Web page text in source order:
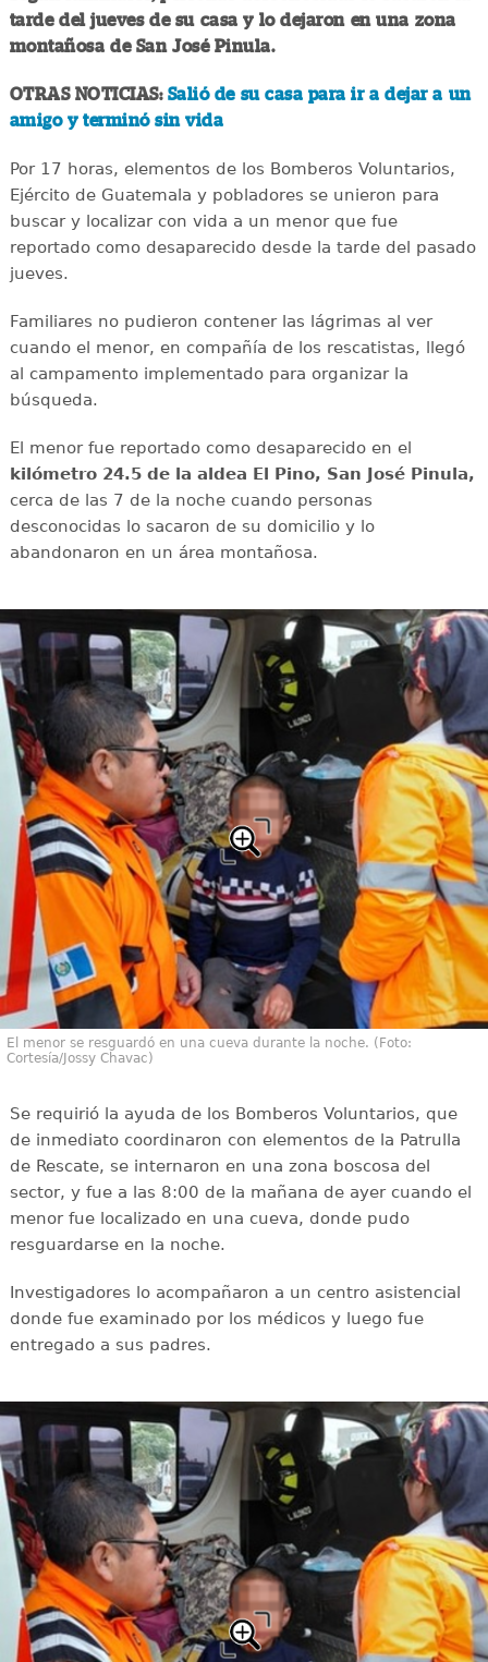
tarde del jueves de su casa y lo dejaron en una zona
montañosa de San José Pinula.
OTRAS NOTICIAS: Salió de su casa para ir a dejar a un
amigo y terminó sin vida
Por 17 horas, elementos de los Bomberos Voluntarios,
Ejército de Guatemala y pobladores se unieron para
buscar y localizar con vida a un menor que fue
reportado como desaparecido desde la tarde del pasado
jueves.
Familiares no pudieron contener las lágrimas al ver
cuando el menor, en compañía de los rescatistas, llegó
al campamento implementado para organizar la
búsqueda.
El menor fue reportado como desaparecido en el
kilómetro 24.5 de la aldea El Pino, San José Pinula,
cerca de las 7 de la noche cuando personas
desconocidas lo sacaron de su domicilio y lo
abandonaron en un área montañosa.
El menor se resguardó en una cueva durante la noche. (Foto:
Cortesía/Jossy Chavac)
Se requirió la ayuda de los Bomberos Voluntarios, que
de inmediato coordinaron con elementos de la Patrulla
de Rescate, se internaron en una zona boscosa del
sector, y fue a las 8:00 de la mañana de ayer cuando el
menor fue localizado en una cueva, donde pudo
resguardarse en la noche.
Investigadores lo acompañaron a un centro asistencial
donde fue examinado por los médicos y luego fue
entregado a sus padres.